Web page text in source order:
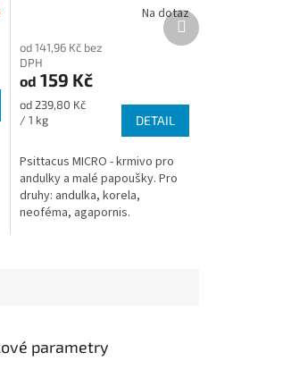
Na dotaz
od 141,96 Kč bez
DPH
od 159 Kč
Měrná
cena:
od 239,80 Kč
/ 1 kg
DETAIL
Psittacus MICRO - krmivo pro
andulky a malé papoušky. Pro
druhy: andulka, korela,
neoféma, agapornis.
Další
produkt
parametry